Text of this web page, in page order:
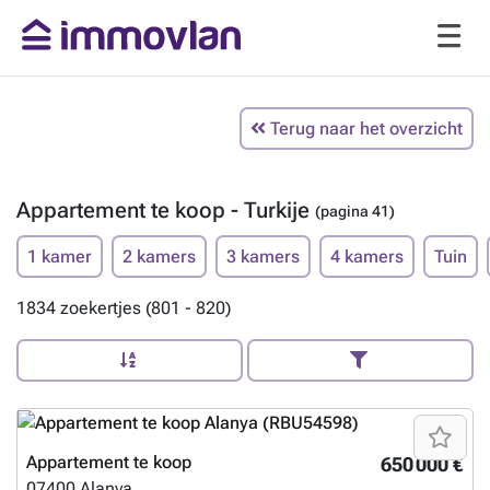
Terug naar het overzicht
Appartement te koop - Turkije (pagina 41)
1 kamer 2 kamers 3 kamers 4 kamers Tuin
1834 zoekertjes (801 - 820)
650 000 €
Appartement te koop